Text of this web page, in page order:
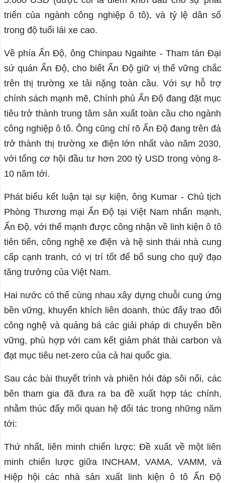
triển của ngành công nghiệp ô tô), và tỷ lệ dân số
trong độ tuổi lái xe cao.
Về phía Ấn Độ, ông Chinpau Ngaihte - Tham tán Đại
sứ quán Ấn Độ, cho biết Ấn Độ giữ vị thế vững chắc
trên thị trường xe tải nặng toàn cầu. Với sự hỗ trợ
chính sách mạnh mẽ, Chính phủ Ấn Độ đang đặt mục
tiêu trở thành trung tâm sản xuất toàn cầu cho ngành
công nghiệp ô tô. Ông cũng chỉ rõ Ấn Độ đang trên đà
trở thành thị trường xe điện lớn nhất vào năm 2030,
với tổng cơ hội đầu tư hơn 200 tỷ USD trong vòng 8-
10 năm tới.
Phát biểu kết luận tại sự kiện, ông Kumar - Chủ tịch
Phòng Thương mại Ấn Độ tại Việt Nam nhấn mạnh,
Ấn Độ, với thế mạnh được công nhận về linh kiện ô tô
tiên tiến, công nghệ xe điện và hệ sinh thái nhà cung
cấp cạnh tranh, có vị trí tốt để bổ sung cho quỹ đạo
tăng trưởng của Việt Nam.
Hai nước có thể cùng nhau xây dựng chuỗi cung ứng
bền vững, khuyến khích liên doanh, thúc đẩy trao đổi
công nghệ và quảng bá các giải pháp di chuyển bền
vững, phù hợp với cam kết giảm phát thải carbon và
đạt mục tiêu net-zero của cả hai quốc gia.
Sau các bài thuyết trình và phiên hỏi đáp sôi nổi, các
bên tham gia đã đưa ra ba đề xuất hợp tác chính,
nhằm thúc đẩy mối quan hệ đối tác trong những năm
tới:
Thứ nhất, liên minh chiến lược: Đề xuất về một liên
minh chiến lược giữa INCHAM, VAMA, VAMM, và
Hiệp hội các nhà sản xuất linh kiện ô tô Ấn Độ